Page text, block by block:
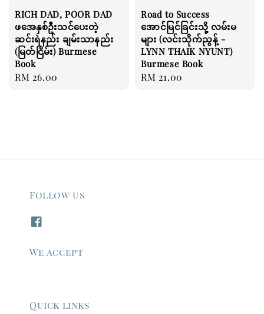
RICH DAD, POOR DAD
ဖအေနှစ်ဦးသင်ပေးတဲ့
ဆင်းရဲနည်း ချမ်းသာနည်း
(မြတ်ငြိမ်း) Burmese
Book
Regular
RM 26.00
Road to Success
အောင်မြင်ခြင်းသို့ လမ်းမ
များ (လင်းသိုက်ညွန့် -
LYNN THAIK NYUNT)
Burmese Book
Regular
RM 21.00
Follow us
We accept
Quick links